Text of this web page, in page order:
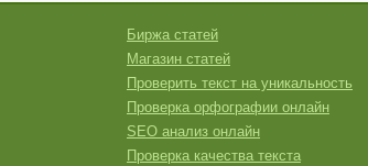
Биржа статей
Магазин статей
Проверить текст на уникальность
Проверка орфографии онлайн
SEO анализ онлайн
Проверка качества текста